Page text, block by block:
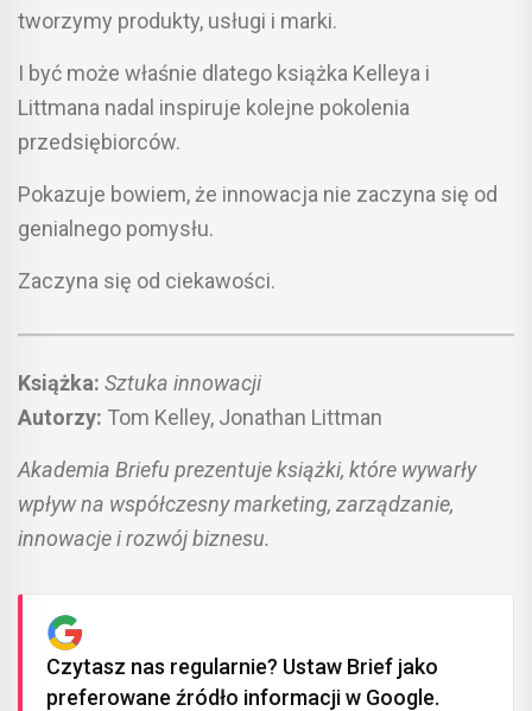
tworzymy produkty, usługi i marki.
I być może właśnie dlatego książka Kelleya i
Littmana nadal inspiruje kolejne pokolenia
przedsiębiorców.
Pokazuje bowiem, że innowacja nie zaczyna się od
genialnego pomysłu.
Zaczyna się od ciekawości.
Książka: Sztuka innowacji
Autorzy: Tom Kelley, Jonathan Littman
Akademia Briefu prezentuje książki, które wywarły
wpływ na współczesny marketing, zarządzanie,
innowacje i rozwój biznesu.
Czytasz nas regularnie? Ustaw Brief jako
preferowane źródło informacji w Google.